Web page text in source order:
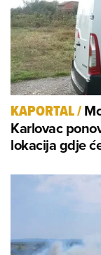
KAPORTAL/
Karlovac
lokacija gdje